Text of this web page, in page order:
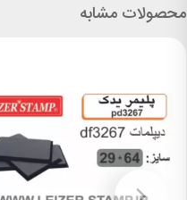
محصولات مشابه